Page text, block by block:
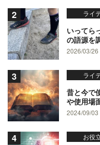
ライ
いってら
の語源を
2026/03/26
ライ
昔と今で
や使用場
2024/09/03
お役